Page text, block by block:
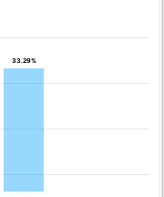
33.29%
33.29%